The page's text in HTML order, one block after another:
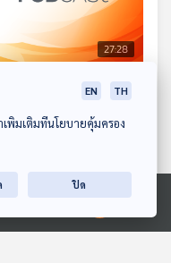
ศไทย
27:28
1580: เจ้าเสือจอมเกเร
EN TH
เพิ่มเติมที่นโยบายคุ้มครอง
ปิด